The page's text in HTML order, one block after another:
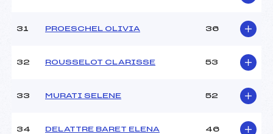
31 PROESCHEL OLIVIA 36
32 ROUSSELOT CLARISSE 53
33 MURATI SELENE 52
34 DELATTRE BARET ELENA 46